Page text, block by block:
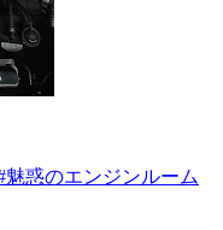
魅惑のエンジンルーム